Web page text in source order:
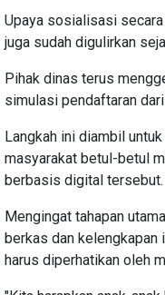
Upaya sosialisasi
juga sudah digulirkan
Pihak dinas terus
simulasi pendaftaran
Langkah ini diambil
masyarakat betul-betul
berbasis digital tersebut.
Mengingat tahapan
berkas dan kelengkapan
harus diperhatikan oleh